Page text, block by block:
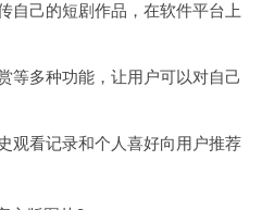
自己的短剧作品，在软件平台上
等多种功能，让用户可以对自己
观看记录和个人喜好向用户推荐